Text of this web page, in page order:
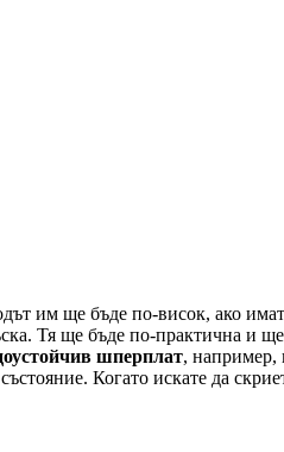
им ще бъде по-висок, ако
Тя ще бъде по-практична и
шперплат, например,
Когато искате да